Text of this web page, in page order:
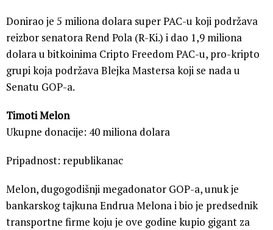
Donirao je 5 miliona dolara super PAC-u koji podržava
reizbor senatora Rend Pola (R-Ki.) i dao 1,9 miliona
dolara u bitkoinima Cripto Freedom PAC-u, pro-kripto
grupi koja podržava Blejka Mastersa koji se nada u
Senatu GOP-a.
Timoti Melon
Ukupne donacije: 40 miliona dolara
Pripadnost: republikanac
Melon, dugogodišnji megadonator GOP-a, unuk je
bankarskog tajkuna Endrua Melona i bio je predsednik
transportne firme koju je ove godine kupio gigant za